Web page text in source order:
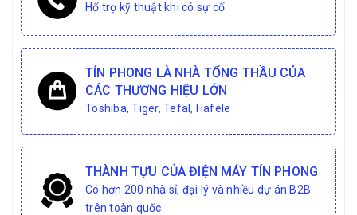
Hổ trợ kỹ thuật khi có sự cố
TÍN PHONG LÀ NHÀ TỔNG THẦU CỦA
CÁC THƯƠNG HIỆU LỚN
Toshiba, Tiger, Tefal, Hafele
THÀNH TỰU CỦA ĐIỆN MÁY TÍN PHONG
Có hơn 200 nhà sỉ, đại lý và nhiều dự án B2B
trên toàn quốc